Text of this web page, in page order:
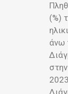
(%)
άνω